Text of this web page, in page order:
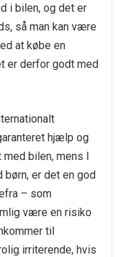
i bilen, og det er
så man kan være
at købe en
er derfor godt med
hjælp og
bilen, mens I
børn, er det en god
– som
være en risiko
til
irriterende, hvis